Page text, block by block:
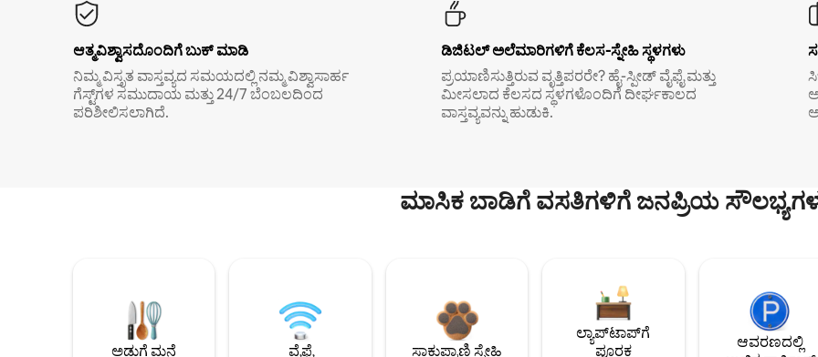
ಆತ್ಮವಿಶ್ವಾಸದೊಂದಿಗೆ ಬುಕ್ ಮಾಡಿ
ನಿಮ್ಮ ವಿಸ್ತೃತ ವಾಸ್ತವ್ಯದ ಸಮಯದಲ್ಲಿ ನಮ್ಮ ವಿಶ್ವಾಸಾರ್ಹ
ಗೆಸ್ಟ್‌ಗಳ ಸಮುದಾಯ ಮತ್ತು 24/7 ಬೆಂಬಲದಿಂದ
ಪರಿಶೀಲಿಸಲಾಗಿದೆ.
ಡಿಜಿಟಲ್ ಅಲೆಮಾರಿಗಳಿಗೆ ಕೆಲಸ-ಸ್ನೇಹಿ ಸ್ಥಳಗಳು
ಪ್ರಯಾಣಿಸುತ್ತಿರುವ ವೃತ್ತಿಪರರೇ? ಹೈ-ಸ್ಪೀಡ್ ವೈಫೈ ಮತ್ತು
ಮೀಸಲಾದ ಕೆಲಸದ ಸ್ಥಳಗಳೊಂದಿಗೆ ದೀರ್ಘಕಾಲದ
ವಾಸ್ತವ್ಯವನ್ನು ಹುಡುಕಿ.
ಮಾಸಿಕ ಬಾಡಿಗೆ ವಸತಿಗಳಿಗೆ ಜನಪ್ರಿಯ
ಅಡುಗೆ ಮನೆ ವೈಫೈ ಸಾಕುಪ್ರಾಣಿ ಸ್ನೇಹಿ
ಲ್ಯಾಪ್‌ಟಾಪ್‌ಗೆ
ಪೂರಕ
ಆವರಣದಲ್ಲಿ